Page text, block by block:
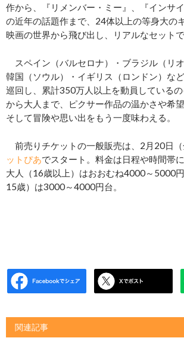
作から、『リメンバー・ミー』、『インサ
の近年の話題作まで、24体以上の等身大の
映画の世界から飛び出し、リアルなセットで
スペイン（バルセロナ）・ブラジル（リ
韓国（ソウル）・イギリス（ロンドン）な
巡回し、累計350万人以上を動員している
から大人まで、ピクサー作品の温かさや希
そして冒険や思い出をもう一度味わえる。
前売りチケットの一般販売は、2月20日
ットぴあでスタート。料金は日程や時間帯
大人（16歳以上）はおおむね4000～5000
15歳）は3000～4000円台。
関連記事